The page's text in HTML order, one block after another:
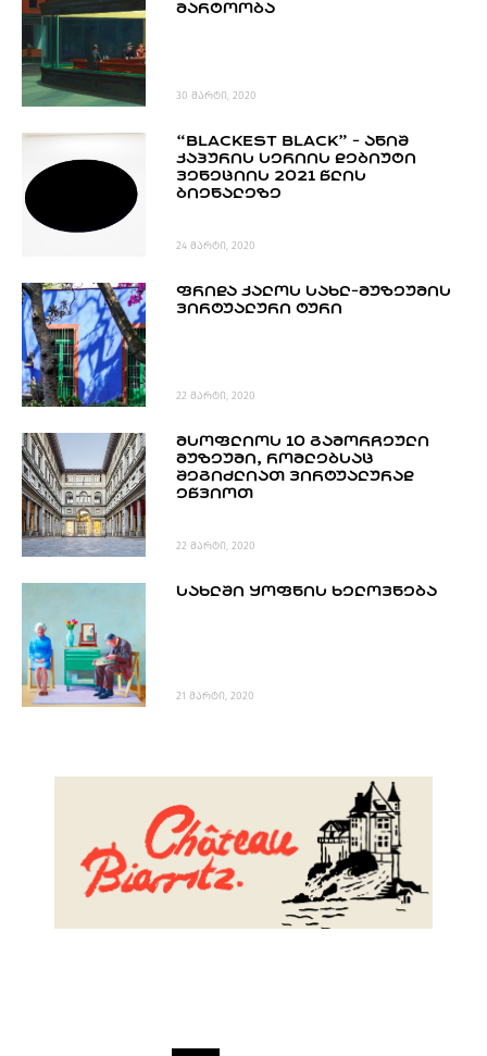
ᲛᲐᲠᲢᲝᲝᲑᲐ
30 მარტი, 2020
“BLACKEST BLACK” - ᲐᲜᲘᲨ
ᲙᲐᲞᲣᲠᲘᲡ ᲡᲔᲠᲘᲘᲡ ᲓᲔᲑᲘᲣᲢᲘ
ᲕᲔᲜᲔᲪᲘᲘᲡ 2021 ᲬᲚᲘᲡ
ᲑᲘᲔᲜᲐᲚᲔᲖᲔ
24 მარტი, 2020
ᲤᲠᲘᲓᲐ ᲙᲐᲚᲝᲡ ᲡᲐᲮᲚ-ᲛᲣᲖᲔᲣᲛᲘᲡ
ᲕᲘᲠᲢᲣᲐᲚᲣᲠᲘ ᲢᲣᲠᲘ
22 მარტი, 2020
ᲛᲡᲝᲤᲚᲘᲝᲡ 10 ᲒᲐᲛᲝᲠᲩᲔᲣᲚᲘ
ᲛᲣᲖᲔᲣᲛᲘ, ᲠᲝᲛᲚᲔᲑᲡᲐᲪ
ᲨᲔᲒᲘᲫᲚᲘᲐᲗ ᲕᲘᲠᲢᲣᲐᲚᲣᲠᲐᲓ
ᲔᲬᲕᲘᲝᲗ
22 მარტი, 2020
ᲡᲐᲮᲚᲨᲘ ᲧᲝᲤᲜᲘᲡ ᲮᲔᲚᲝᲕᲜᲔᲑᲐ
21 მარტი, 2020